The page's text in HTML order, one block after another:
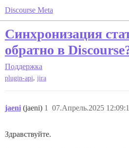
Discourse Meta
Синхронизация
обратно в
Поддержка
plugin-api, jira
jaeni (jaeni) 07.Апрель.2025
1
Здравствуйте.